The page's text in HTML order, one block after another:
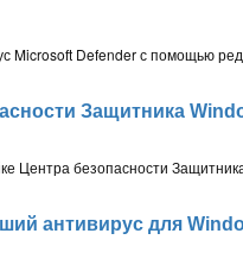
Защитника
антивирус для